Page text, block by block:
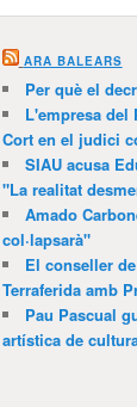
ARA BALEARS
Per què el
L'empresa del
Cort en el judici
SIAU acusa
"La realitat
Amado
col·lapsarà"
El conseller
Terraferida amb
Pau Pascual
artística de